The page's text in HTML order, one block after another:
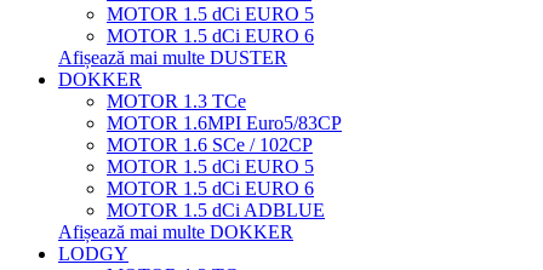
MOTOR 1.5 dCi EURO 5
MOTOR 1.5 dCi EURO 6
Afișează mai multe DUSTER
DOKKER
MOTOR 1.3 TCe
MOTOR 1.6MPI Euro5/83CP
MOTOR 1.6 SCe / 102CP
MOTOR 1.5 dCi EURO 5
MOTOR 1.5 dCi EURO 6
MOTOR 1.5 dCi ADBLUE
Afișează mai multe DOKKER
LODGY